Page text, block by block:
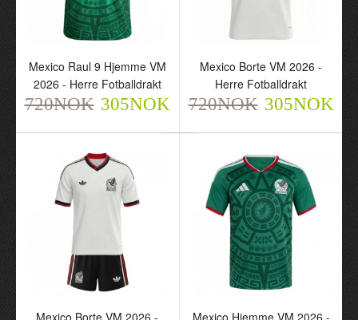
Mexico Borte VM 2026 -
Herre Fotballdrakt
720NOK 305NOK
Hjemme VM 2026 - Herre
Fotballdrakt
720NOK 305NOK
Mexico Raul 9 Hjemme VM
2026 - Herre Fotballdrakt
720NOK 305NOK
Mexico Borte VM 2026 -
Herre Fotballdrakt
720NOK 305NOK
Mexico Borte VM 2026 -
Mexico Hjemme VM 2026 -